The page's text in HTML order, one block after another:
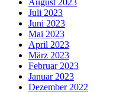
Juli 2023
Juni 2023
Mai 2023
April 2023
März 2023
Februar 2023
Januar 2023
Dezember 2022